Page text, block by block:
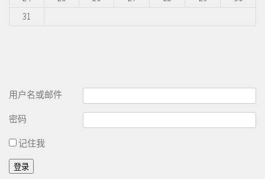
31
用户名或邮件
密码
记住我